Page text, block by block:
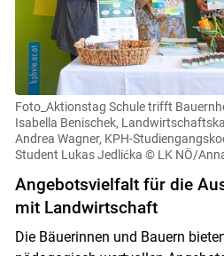
Foto_Aktionstag Schule trifft
Isabella Benischek,
Andrea Wagner, KPH-
Student Lukas Jedlićka © LK NÖ/
Angebotsvielfalt für die
mit Landwirtschaft
Die Bäuerinnen und Bauern